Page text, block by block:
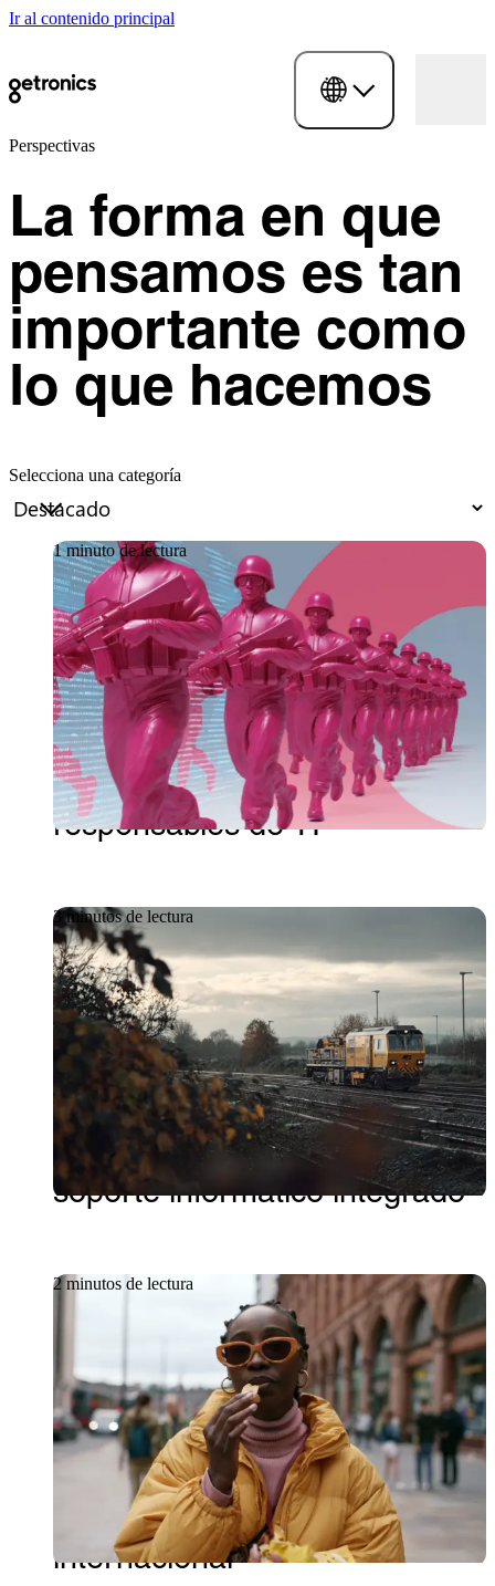
Ir al contenido principal
Perspectivas
La forma en que
pensamos es tan
importante como
lo que hacemos
Selecciona una categoría
1 minuto de lectura
Artículo18 de junio de 2026
Whitepaper sobre
ciberseguridad: Los nuevos
frentes de batalla para los
responsables de TI
3 minutos de lectura
Caso práctico
Mantener en marcha los
proyectos de transporte clave
del Reino Unido gracias a un
soporte informático integrado
2 minutos de lectura
Un modelo global de TI con
una única ventana de gestión
para la industria alimentaria
internacional